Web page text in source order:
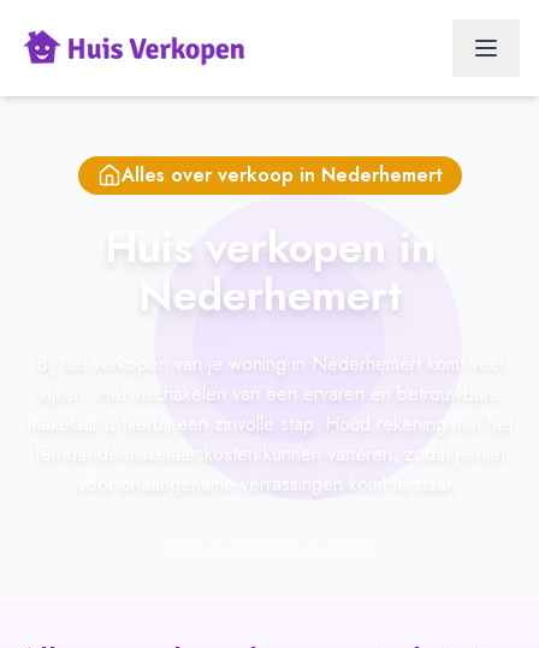
Alles over verkoop in Nederhemert
Huis verkopen in
Nederhemert
Bij het verkopen van je woning in Nederhemert komt veel
kijken. Het inschakelen van een ervaren en betrouwbare
makelaar is hierbij een zinvolle stap. Houd rekening met het
feit dat de makelaarskosten kunnen variëren, zodat je niet
voor onaangename verrassingen komt te staan.